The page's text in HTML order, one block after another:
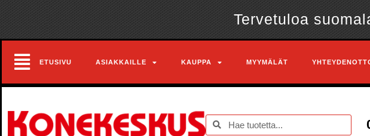
Tervetuloa
ETUSIVU ASIAKKAILLE KAUPPA MYYMÄLÄT